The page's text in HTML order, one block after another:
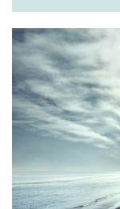
首
页